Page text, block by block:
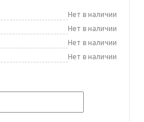
Нет в наличии
Нет в наличии
Нет в наличии
Нет в наличии